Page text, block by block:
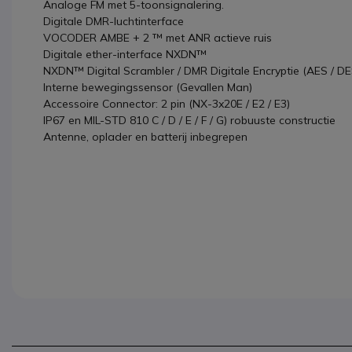
Analoge FM met 5-toonsignalering.
Digitale DMR-luchtinterface
VOCODER AMBE + 2 ™ met ANR actieve ruis
Digitale ether-interface NXDN™
NXDN™ Digital Scrambler / DMR Digitale Encryptie (AES /
Interne bewegingssensor (Gevallen Man)
Accessoire Connector: 2 pin (NX-3x20E / E2 / E3)
IP67 en MIL-STD 810 C / D / E / F / G) robuuste constructie
Antenne, oplader en batterij inbegrepen